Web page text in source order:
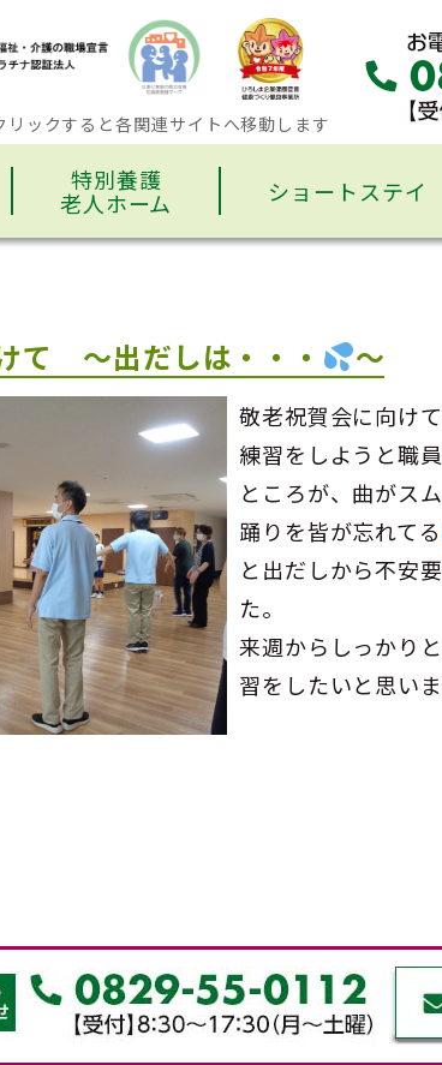
リックすると各関連サイトへ移動します
特別養護
老人ホーム ショートステイ
て ～出だしは・・・ ～
敬老祝賀会に向け
練習をしようと職
ところが、曲がス
踊りを皆が忘れてる
と出だしから不安
た。
来週からしっかり
習をしたいと思いま